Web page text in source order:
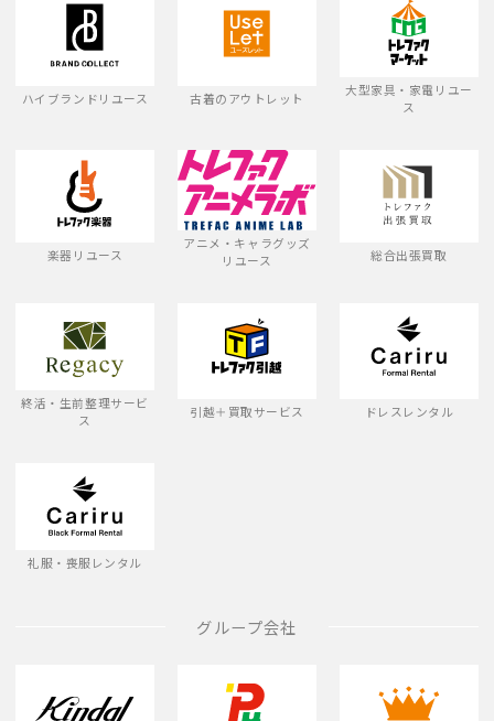
ハイブランドリユース 古着のアウトレット
大型家具・家電リユー
ス
楽器リユース
アニメ・キャラグッズ
リユース
総合出張買取
終活・生前整理サービ
ス
引越＋買取サービス ドレスレンタル
礼服・喪服レンタル
グループ会社